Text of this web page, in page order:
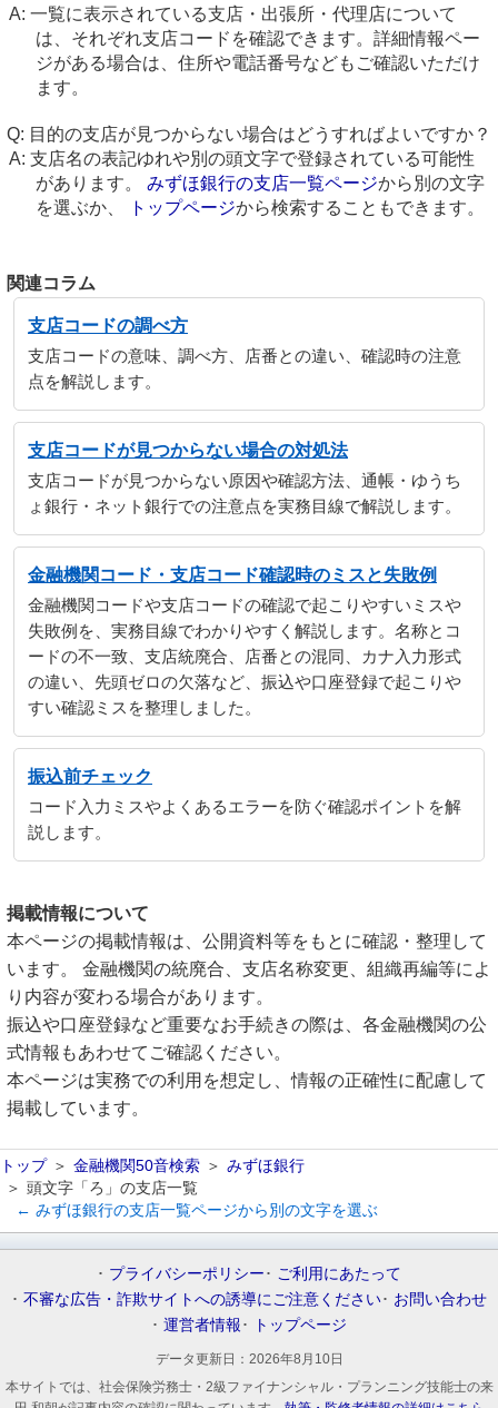
一覧に表示されている支店・出張所・代理店について
は、それぞれ支店コードを確認できます。詳細情報ペー
ジがある場合は、住所や電話番号などもご確認いただけ
ます。
目的の支店が見つからない場合はどうすればよいですか？
支店名の表記ゆれや別の頭文字で登録されている可能性
があります。 みずほ銀行の支店一覧ページから別の文字
を選ぶか、
トップページから検索することもできます。
関連コラム
支店コードの調べ方
支店コードの意味、調べ方、店番との違い、確認時の注意
点を解説します。
支店コードが見つからない場合の対処法
支店コードが見つからない原因や確認方法、通帳・ゆうち
ょ銀行・ネット銀行での注意点を実務目線で解説します。
金融機関コード・支店コード確認時のミスと失敗例
金融機関コードや支店コードの確認で起こりやすいミスや
失敗例を、実務目線でわかりやすく解説します。名称とコ
ードの不一致、支店統廃合、店番との混同、カナ入力形式
の違い、先頭ゼロの欠落など、振込や口座登録で起こりや
すい確認ミスを整理しました。
振込前チェック
コード入力ミスやよくあるエラーを防ぐ確認ポイントを解
説します。
掲載情報について
本ページの掲載情報は、公開資料等をもとに確認・整理して
います。 金融機関の統廃合、支店名称変更、組織再編等によ
り内容が変わる場合があります。
振込や口座登録など重要なお手続きの際は、各金融機関の公
式情報もあわせてご確認ください。
本ページは実務での利用を想定し、情報の正確性に配慮して
掲載しています。
トップ 金融機関50音検索
みずほ銀行
頭文字「ろ」の支店一覧
← みずほ銀行の支店一覧ページから別の文字を選ぶ
プライバシーポリシー
ご利用にあたって
不審な広告・詐欺サイトへの誘導にご注意ください
お問い合わせ
運営者情報
トップページ
データ更新日： 2026年8月10日
本サイトでは、社会保険労務士・2級ファイナンシャル・プランニング技能士の来